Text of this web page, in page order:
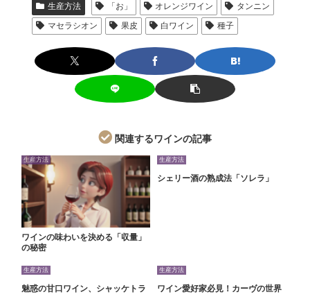
生産方法 「お」 オレンジワイン
タンニン
マセラシオン
果皮 白ワイン 種子
関連するワインの記事
生産方法
ワインの味わいを決める「収量」
の秘密
生産方法
シェリー酒の熟成法「ソレラ」
生産方法
魅惑の甘口ワイン、シャッケトラ
生産方法
ワイン愛好家必見！カーヴの世界